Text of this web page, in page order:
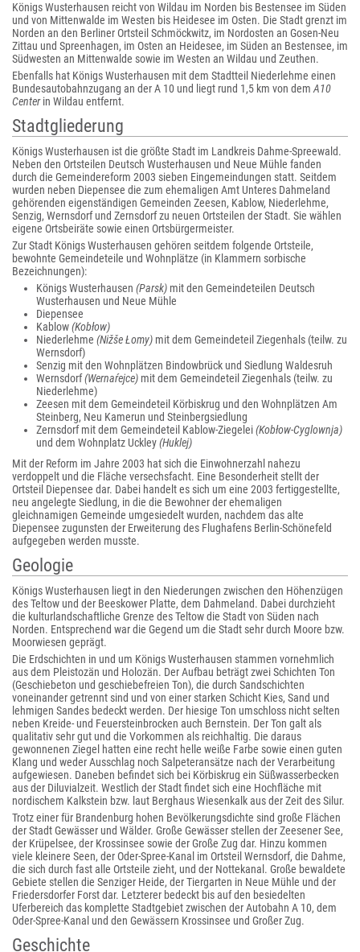
Königs Wusterhausen reicht von Wildau im Norden bis Bestensee im Süden
und von Mittenwalde im Westen bis Heidesee im Osten. Die Stadt grenzt im
Norden an den Berliner Ortsteil Schmöckwitz, im Nordosten an Gosen-Neu
Zittau und Spreenhagen, im Osten an Heidesee, im Süden an Bestensee, im
Südwesten an Mittenwalde sowie im Westen an Wildau und Zeuthen.
Ebenfalls hat Königs Wusterhausen mit dem Stadtteil Niederlehme einen
Bundesautobahnzugang an der A 10 und liegt rund 1,5 km von dem A10
Centerin Wildau entfernt.
Stadtgliederung
Königs Wusterhausen ist die größte Stadt im Landkreis Dahme-Spreewald.
Neben den Ortsteilen Deutsch Wusterhausen und Neue Mühle fanden
durch die Gemeindereform 2003 sieben Eingemeindungen statt. Seitdem
wurden neben Diepensee die zum ehemaligen Amt Unteres Dahmeland
gehörenden eigenständigen Gemeinden Zeesen, Kablow, Niederlehme,
Senzig, Wernsdorf und Zernsdorf zu neuen Ortsteilen der Stadt. Sie wählen
eigene Ortsbeiräte sowie einen Ortsbürgermeister.
Zur Stadt Königs Wusterhausen gehören seitdem folgende Ortsteile,
bewohnte Gemeindeteile und Wohnplätze (in Klammern sorbische
Bezeichnungen):
Königs Wusterhausen (Parsk) mit den Gemeindeteilen Deutsch
Wusterhausen und Neue Mühle
Diepensee
Kablow(Kobłow)
Niederlehme (Nižše Łomy) mit dem Gemeindeteil Ziegenhals (teilw. zu
Wernsdorf)
Senzig mit den Wohnplätzen Bindowbrück und Siedlung Waldesruh
Wernsdorf(Wernaŕejce) mit dem Gemeindeteil Ziegenhals (teilw. zu
Niederlehme)
Zeesen mit dem Gemeindeteil Körbiskrug und den Wohnplätzen Am
Steinberg, Neu Kamerun und Steinbergsiedlung
Zernsdorf mit dem Gemeindeteil Kablow-Ziegelei(Kobłow-Cyglownja)
und dem Wohnplatz Uckley(Huklej)
Mit der Reform im Jahre 2003 hat sich die Einwohnerzahl nahezu
verdoppelt und die Fläche versechsfacht. Eine Besonderheit stellt der
Ortsteil Diepensee dar. Dabei handelt es sich um eine 2003 fertiggestellte,
neu angelegte Siedlung, in die die Bewohner der ehemaligen
gleichnamigen Gemeinde umgesiedelt wurden, nachdem das alte
Diepensee zugunsten der Erweiterung des Flughafens Berlin-Schönefeld
aufgegeben werden musste.
Geologie
Königs Wusterhausen liegt in den Niederungen zwischen den Höhenzügen
des Teltow und der Beeskower Platte, dem Dahmeland. Dabei durchzieht
die kulturlandschaftliche Grenze des Teltow die Stadt von Süden nach
Norden. Entsprechend war die Gegend um die Stadt sehr durch Moore bzw.
Moorwiesen geprägt.
Die Erdschichten in und um Königs Wusterhausen stammen vornehmlich
aus dem Pleistozän und Holozän. Der Aufbau beträgt zwei Schichten Ton
(Geschiebeton und geschiebefreien Ton), die durch Sandschichten
voneinander getrennt sind und von einer starken Schicht Kies, Sand und
lehmigen Sandes bedeckt werden. Der hiesige Ton umschloss nicht selten
neben Kreide- und Feuersteinbrocken auch Bernstein. Der Ton galt als
qualitativ sehr gut und die Vorkommen als reichhaltig. Die daraus
gewonnenen Ziegel hatten eine recht helle weiße Farbe sowie einen guten
Klang und weder Ausschlag noch Salpeteransätze nach der Verarbeitung
aufgewiesen. Daneben befindet sich bei Körbiskrug ein Süßwasserbecken
aus der Diluvialzeit. Westlich der Stadt findet sich eine Hochfläche mit
nordischem Kalkstein bzw. laut Berghaus Wiesenkalk aus der Zeit des Silur.
Trotz einer für Brandenburg hohen Bevölkerungsdichte sind große Flächen
der Stadt Gewässer und Wälder. Große Gewässer stellen der Zeesener See,
der Krüpelsee, der Krossinsee sowie der Große Zug dar. Hinzu kommen
viele kleinere Seen, der Oder-Spree-Kanal im Ortsteil Wernsdorf, die Dahme,
die sich durch fast alle Ortsteile zieht, und der Nottekanal. Große bewaldete
Gebiete stellen die Senziger Heide, der Tiergarten in Neue Mühle und der
Friedersdorfer Forst dar. Letzterer bedeckt bis auf den besiedelten
Uferbereich das komplette Stadtgebiet zwischen der Autobahn A 10, dem
Oder-Spree-Kanal und den Gewässern Krossinsee und Großer Zug.
Geschichte